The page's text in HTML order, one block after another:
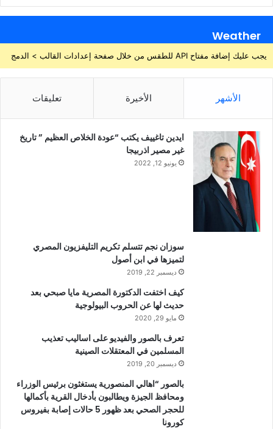
Weather
يجب عليك إضافة مفتاح API للطقس من خلال صفحة إعدادات القالب > الدمج
الأشهر الأخيرة تعليقات
ايدين تاغييف يكتب “عودة الخلاص العظيم ” تاريخ
غير مصير اذربيجا
يونيو 12, 2022
سوزان نجم تتسلم تكريم التليفزيون المصري
لتميزها في ابن أصول
ديسمبر 22, 2019
كيف اختفت الدكتورة المصرية مايا صبحي بعد
حديث لها عن الحروب البيولوجية
مايو 29, 2020
تعرف بالصور والفيديو على اساليب تعذيب
المسلمين في المعتقلات الصينية
ديسمبر 20, 2019
بالصور “اهالي المنصورية يستغثون برئيس الوزراء
ومحافظ الجيزة ويطالبون بأدخال القرية بأكمالها
للحجر الصحي بعد ظهور 5 حالات إصابة بفيروس
كورونا